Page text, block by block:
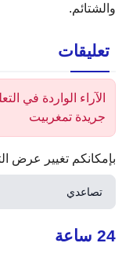
والشتائم.
تعليقات
الآراء الواردة في
جريدة تمغربيت
بإمكانكم تغيير عرض
24 ساعة